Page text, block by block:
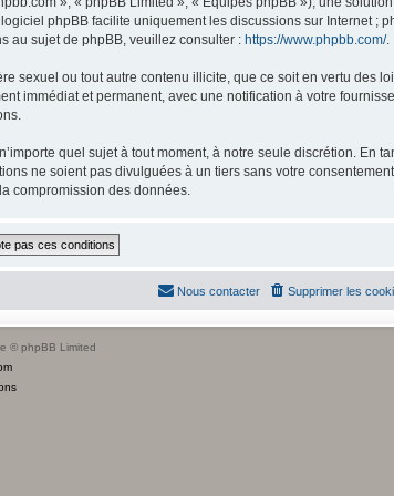
logiciel phpBB facilite uniquement les discussions sur Internet ;
au sujet de phpBB, veuillez consulter : https://www.phpbb.com/.
sexuel ou tout autre contenu illicite, que ce soit en vertu des
immédiat et permanent, avec une notification à votre
quel sujet à tout moment, à notre seule discrétion. En
ne soient pas divulguées à un tiers sans votre
compromission des données.
Supprimer les
Nous contacter
© phpBB Limited